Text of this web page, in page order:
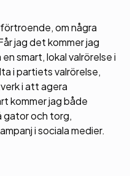
om några
jag det kommer jag
smart, lokal valrörelse i
i partiets valrörelse,
i att agera
kommer jag både
gator och torg,
i sociala medier.